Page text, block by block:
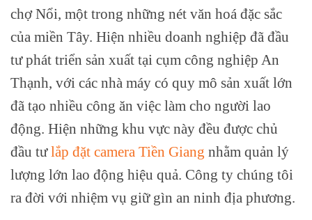
chợ Nổi, một trong những nét văn hoá đặc sắc
của miền Tây. Hiện nhiều doanh nghiệp đã đầu
tư phát triển sản xuất tại cụm công nghiệp An
Thạnh, với các nhà máy có quy mô sản xuất lớn
đã tạo nhiều công ăn việc làm cho người lao
động. Hiện những khu vực này đều được chủ
đầu tưlắp đặt camera Tiền Giang nhằm quản lý
lượng lớn lao động hiệu quả. Công ty chúng tôi
ra đời với nhiệm vụ giữ gìn an ninh địa phương.